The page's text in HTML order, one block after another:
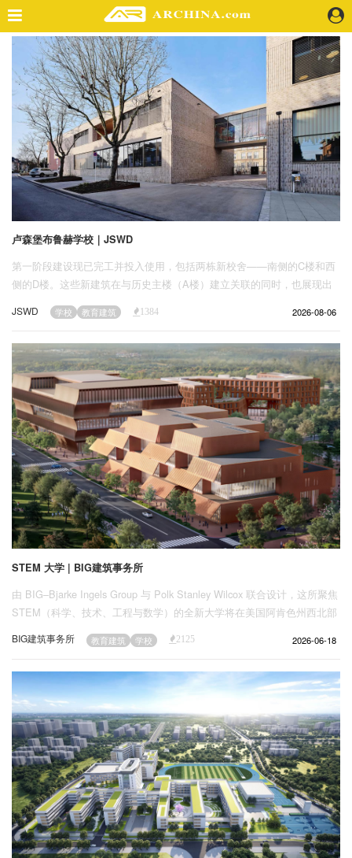
精选案例
建 筑
景 观
室 内
视 频
头条资讯
业 界
机 构
人 物
地 产
快速搜索
企业招聘
企业会员
关于投稿
广告投放
关于我们
联系我们
卢森堡布鲁赫学校｜JSWD
第一阶段建设现已完工并投入使用，包括两栋新校舍——南侧的C楼和西
侧的D楼。这些新建筑在与历史主楼（A楼）建立关联的同时，也展现出
对项目自信的现代诠释。新建筑的砖砌外立面在色调上与现有抹灰和天然
石材立面相协调。
JSWD 学校 教育建筑 1384 2026-08-06
STEM 大学 | BIG建筑事务所
由 BIG–Bjarke Ingels Group 与 Polk Stanley Wilcox 联合设计，这所聚焦
STEM（科学、技术、工程与数学）的全新大学将在美国阿肯色州西北部
建立一所全新的世界级高等教育机构。
BIG建筑事务所 教育建筑 学校 2125 2026-06-18